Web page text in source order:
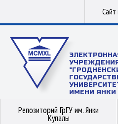
Сайт
ИМЕНИ
Репозиторий ГрГУ им. Янки
Купалы